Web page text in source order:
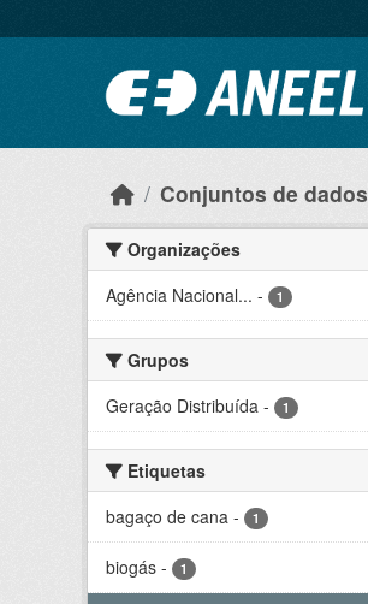
Conjuntos de dados
Organizações
Agência Nacional... - 1
Grupos
Geração Distribuída - 1
Etiquetas
bagaço de cana - 1
biogás - 1